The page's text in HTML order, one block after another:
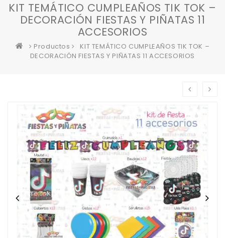
KIT TEMÁTICO CUMPLEAÑOS TIK TOK –
DECORACIÓN FIESTAS Y PIÑATAS 11
ACCESORIOS
Productos
KIT TEMÁTICO CUMPLEAÑOS TIK TOK –
DECORACIÓN FIESTAS Y PIÑATAS 11 ACCESORIOS